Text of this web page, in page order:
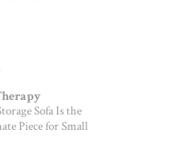
Sofa Is the
Piece for Small